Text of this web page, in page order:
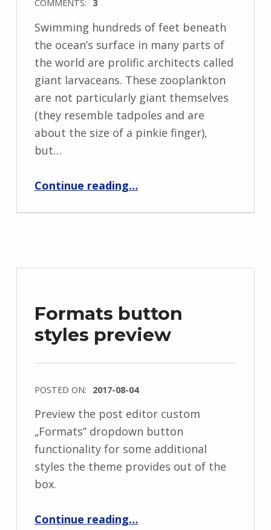
COMMENTS: 3
Swimming hundreds of feet beneath
the ocean’s surface in many parts of
the world are prolific architects called
giant larvaceans. These zooplankton
are not particularly giant themselves
(they resemble tadpoles and are
about the size of a pinkie finger),
but…
Continue reading…
Formats button
styles preview
POSTED ON: 2017-08-04
Preview the post editor custom
„Formats” dropdown button
functionality for some additional
styles the theme provides out of the
box.
Continue reading…